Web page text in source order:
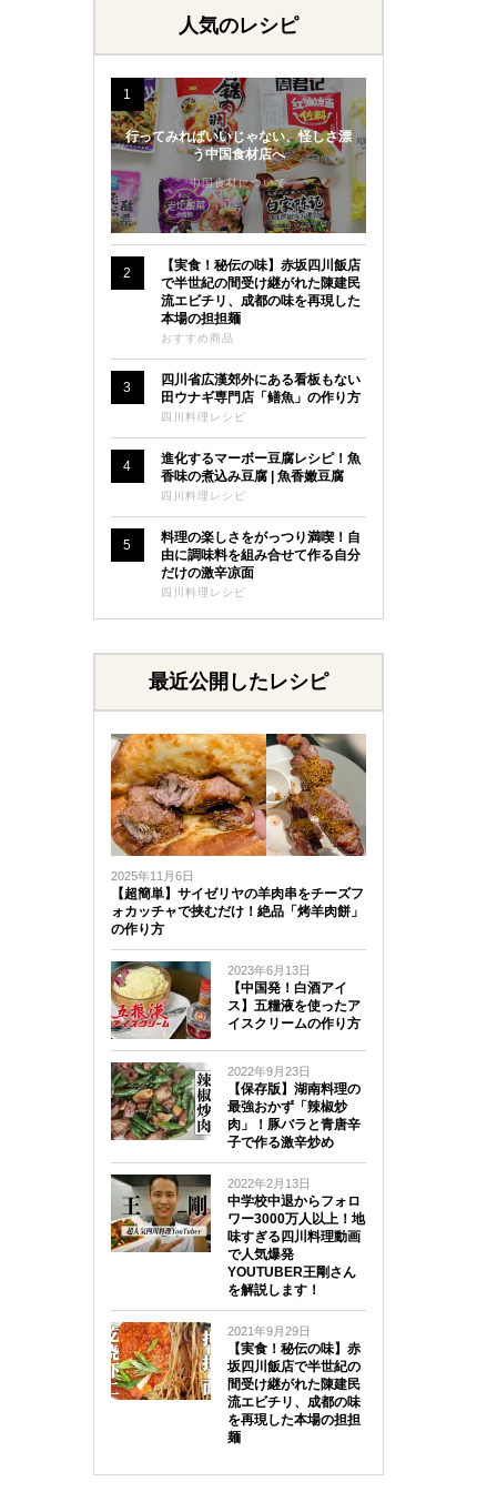
人気のレシピ
1
行ってみればいいじゃない、怪しさ漂
う中国食材店へ
中国食材について
2
【実食！秘伝の味】赤坂四川飯店
で半世紀の間受け継がれた陳建民
流エビチリ、成都の味を再現した
本場の担担麺
おすすめ商品
3
四川省広漢郊外にある看板もない
田ウナギ専門店「鳝魚」の作り方
四川料理レシピ
4
進化するマーボー豆腐レシピ！魚
香味の煮込み豆腐 | 魚香嫩豆腐
四川料理レシピ
5
料理の楽しさをがっつり満喫！自
由に調味料を組み合せて作る自分
だけの激辛凉面
四川料理レシピ
最近公開したレシピ
2025年11月6日
【超簡単】サイゼリヤの羊肉串をチーズフ
ォカッチャで挟むだけ！絶品「烤羊肉餅」
の作り方
2023年6月13日
【中国発！白酒アイ
ス】五糧液を使ったア
イスクリームの作り方
2022年9月23日
【保存版】湖南料理の
最強おかず「辣椒炒
肉」！豚バラと青唐辛
子で作る激辛炒め
2022年2月13日
中学校中退からフォロ
ワー3000万人以上！地
味すぎる四川料理動画
で人気爆発
YOUTUBER王剛さん
を解説します！
2021年9月29日
【実食！秘伝の味】赤
坂四川飯店で半世紀の
間受け継がれた陳建民
流エビチリ、成都の味
を再現した本場の担担
麺